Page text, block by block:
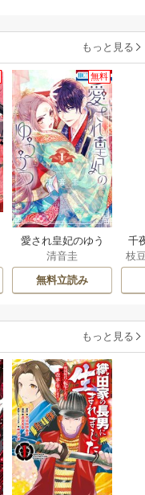
もっと見る
無料
愛され皇妃のゆう
うつ
清音圭
無料立読み
千
国
枝
もっと見る